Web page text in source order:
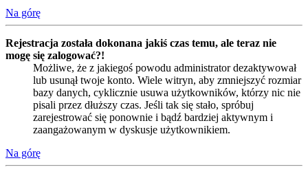
Na górę
Rejestracja została dokonana jakiś czas temu, ale teraz nie
mogę się zalogować?!
Możliwe, że z jakiegoś powodu administrator dezaktywował
lub usunął twoje konto. Wiele witryn, aby zmniejszyć rozmiar
bazy danych, cyklicznie usuwa użytkowników, którzy nic nie
pisali przez dłuższy czas. Jeśli tak się stało, spróbuj
zarejestrować się ponownie i bądź bardziej aktywnym i
zaangażowanym w dyskusje użytkownikiem.
Na górę